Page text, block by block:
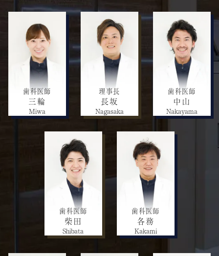
歯科医師
三輪
Miwa
理事長
長坂
Nagasaka
歯科医師
中山
Nakayama
歯科医師
柴田
Shibata
歯科医師
各務
Kakami